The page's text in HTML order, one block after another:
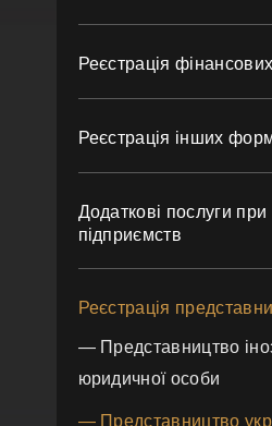
Реєстрація
Реєстрація інших
Додаткові послуги при
підприємств
Реєстрація
— Представництво
юридичної особи
— Представництво